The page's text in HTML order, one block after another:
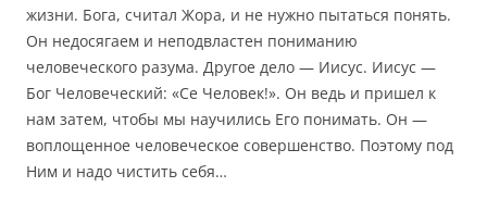
жизни. Бога, считал Жора, и не нужно пытаться понять.
Он недосягаем и неподвластен пониманию
человеческого разума. Другое дело — Иисус. Иисус —
Бог Человеческий: «Се Человек!». Он ведь и пришел к
нам затем, чтобы мы научились Его понимать. Он —
воплощенное человеческое совершенство. Поэтому под
Ним и надо чистить себя…